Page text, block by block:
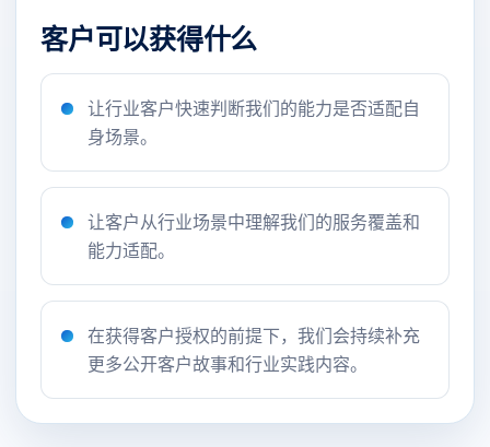
客户可以获得什么
让行业客户快速判断我们的能力是否适配自
身场景。
让客户从行业场景中理解我们的服务覆盖和
能力适配。
在获得客户授权的前提下，我们会持续补充
更多公开客户故事和行业实践内容。